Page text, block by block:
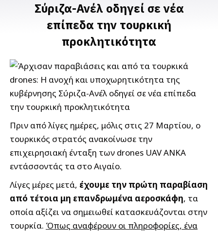
Σύριζα-Ανέλ οδηγεί σε νέα
επίπεδα την τουρκική
προκλητικότητα
Πριν από λίγες ημέρες, μόλις στις 27 Μαρτίου, ο
τουρκικός στρατός ανακοίνωσε την
επιχειρησιακή ένταξη των drones UAV ANKA
εντάσσοντάς τα στο Αιγαίο.
Λίγες μέρες μετά, έχουμε την πρώτη παραβίαση
από τέτοια μη επανδρωμένα αεροσκάφη, τα
οποία αξίζει να σημειωθεί κατασκευάζονται στην
τουρκία. Όπως αναφέρουν οι πληροφορίες, ένα